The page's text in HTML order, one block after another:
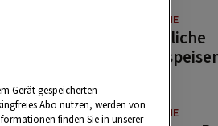
GUTE KÜCHE
11 köstliche
GUTE KÜCHE
Gerät gespeicherten
Abo nutzen, werden von
finden Sie in unserer